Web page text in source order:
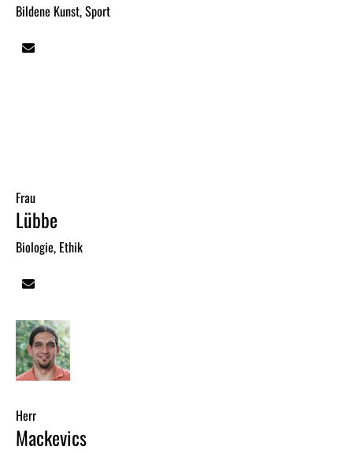
Bildene Kunst, Sport
Frau
Lübbe
Biologie, Ethik
Herr
Mackevics